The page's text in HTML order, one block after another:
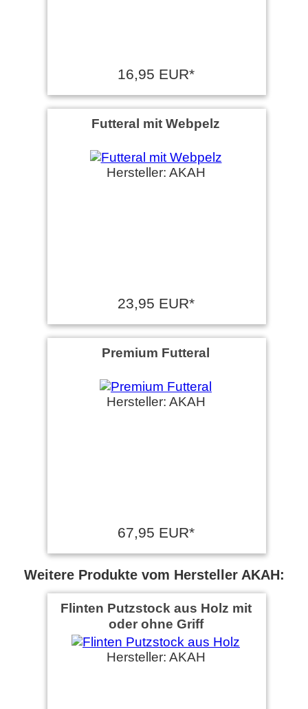
16,95 EUR*
Futteral mit Webpelz
Hersteller: AKAH
23,95 EUR*
Premium Futteral
Hersteller: AKAH
67,95 EUR*
Weitere Produkte vom Hersteller AKAH:
Flinten Putzstock aus Holz mit
oder ohne Griff
Hersteller: AKAH